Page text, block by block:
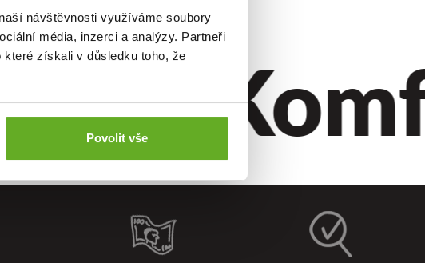
návštěvnosti využíváme soubory
média, inzerci a analýzy. Partneři
získali v důsledku toho, že
Povolit vše
Stil.